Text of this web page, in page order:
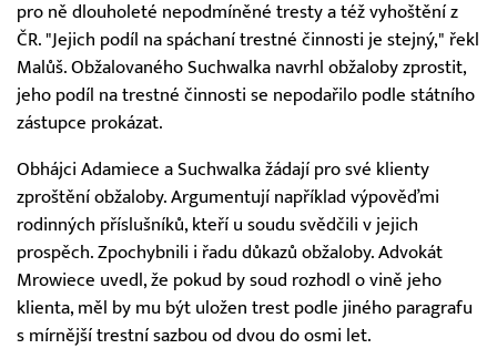
pro ně dlouholeté nepodmíněné tresty a též vyhoštění z
ČR. "Jejich podíl na spáchaní trestné činnosti je stejný," řekl
Malůš. Obžalovaného Suchwalka navrhl obžaloby zprostit,
jeho podíl na trestné činnosti se nepodařilo podle státního
zástupce prokázat.
Obhájci Adamiece a Suchwalka žádají pro své klienty
zproštění obžaloby. Argumentují například výpověďmi
rodinných příslušníků, kteří u soudu svědčili v jejich
prospěch. Zpochybnili i řadu důkazů obžaloby. Advokát
Mrowiece uvedl, že pokud by soud rozhodl o vině jeho
klienta, měl by mu být uložen trest podle jiného paragrafu
s mírnější trestní sazbou od dvou do osmi let.